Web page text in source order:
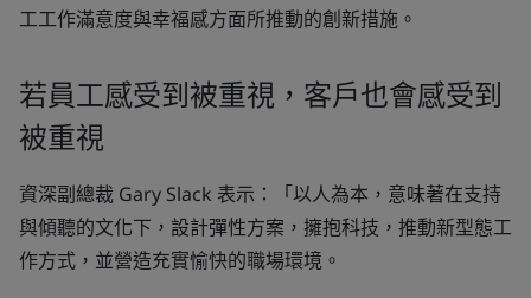
工工作滿意度與幸福感方面所推動的創新措施。
若員工感受到被重視，客戶也會感受到
被重視
資深副總裁 Gary Slack 表示：「以人為本，意味著在支持
與傾聽的文化下，設計彈性方案，擁抱科技，推動新型態工
作方式，並營造充實愉快的職場環境。